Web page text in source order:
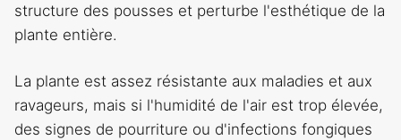
structure des pousses et perturbe l'esthétique de la
plante entière.
La plante est assez résistante aux maladies et aux
ravageurs, mais si l'humidité de l'air est trop élevée,
des signes de pourriture ou d'infections fongiques